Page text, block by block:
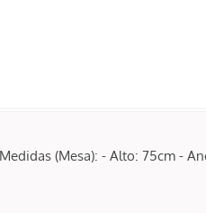
Medidas (Mesa): - Alto: 75cm -